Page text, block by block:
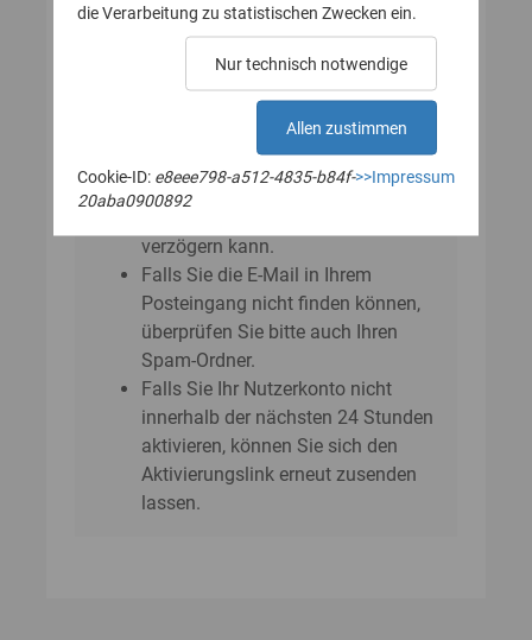
Probleme beim Empfang der
Bitte beachten Sie, dass sich der
Versand der E-Mail um einige
verzögern kann.
Falls Sie die E-Mail in Ihrem
Posteingang nicht finden können,
überprüfen Sie bitte auch Ihren
Spam-Ordner.
Falls Sie Ihr Nutzerkonto nicht
innerhalb der nächsten 24 Stunden
aktivieren, können Sie sich den
Aktivierungslink erneut zusenden
lassen.
die Verarbeitung zu statistischen Zwecken ein.
Nur technisch notwendige
Allen zustimmen
Cookie-ID: e8eee798-a512-4835-b84f-
20aba0900892
>>Impressum